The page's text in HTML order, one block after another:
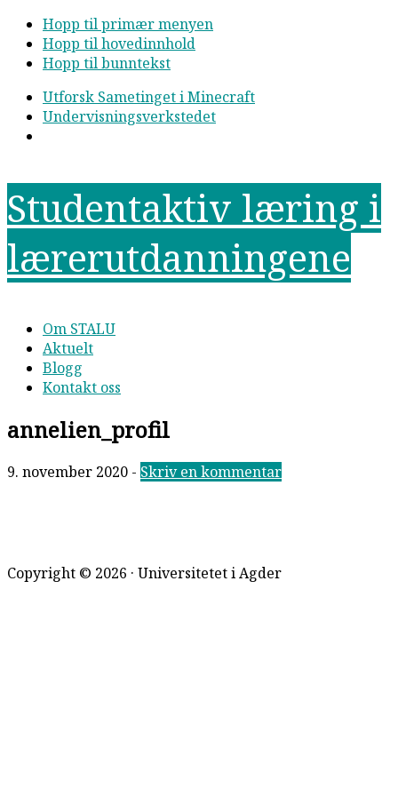
Hopp til primær menyen
Hopp til hovedinnhold
Hopp til bunntekst
Utforsk Sametinget i Minecraft
Undervisningsverkstedet
Studentaktiv læring i
lærerutdanningene
Om STALU
Aktuelt
Blogg
Kontakt oss
annelien_profil
9. november 2020 - Skriv en kommentar
Copyright © 2026 · Universitetet i Agder